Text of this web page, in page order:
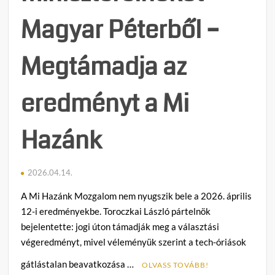
Magyar Péterből –
Megtámadja az
eredményt a Mi
Hazánk
2026.04.14.
A Mi Hazánk Mozgalom nem nyugszik bele a 2026. április
12-i eredményekbe. Toroczkai László pártelnök
bejelentette: jogi úton támadják meg a választási
végeredményt, mivel véleményük szerint a tech-óriások
gátlástalan beavatkozása …
OLVASS TOVÁBB!